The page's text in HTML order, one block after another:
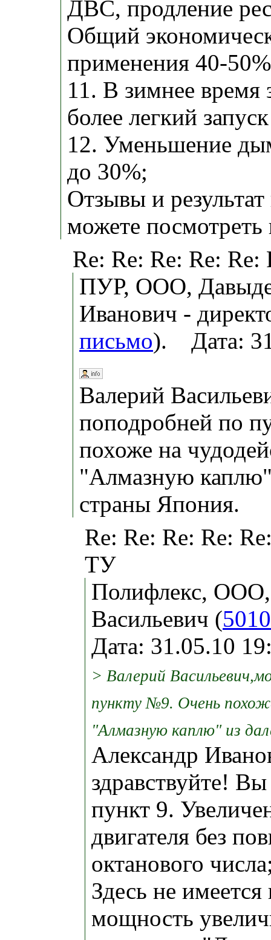
ДВС, продление
Общий
применения 40-
11. В зимнее время
более легкий
12. Уменьшение
до 30%;
Отзывы и
можете
Re: Re: Re: Re:
ПУР, ООО,
Иванович -
письмо). Дата:
Валерий
поподробней по
похоже на
"Алмазную каплю"
страны Япония.
Re: Re: Re: Re:
ТУ
Полифлекс,
Васильевич (
Дата: 31.05.10
> Валерий
пункту №9. Очень
"Алмазную каплю" из
Александр
здравствуйте!
пункт 9.
двигателя без
октанового
Здесь не имеется
мощность